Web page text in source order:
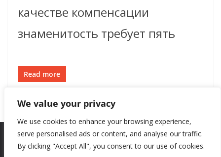
We value your privacy
We use cookies to enhance your browsing experience,
serve personalised ads or content, and analyse our traffic.
By clicking "Accept All", you consent to our use of cookies.
качестве компенсации
знаменитость требует пять
Read more